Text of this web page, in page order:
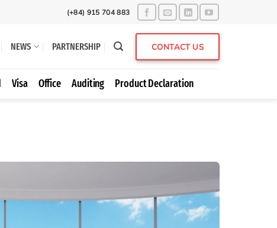
(+84) 915 704 883
NEWS PARTNERSHIP CONTACT US
Visa Office Auditing Product Declaration